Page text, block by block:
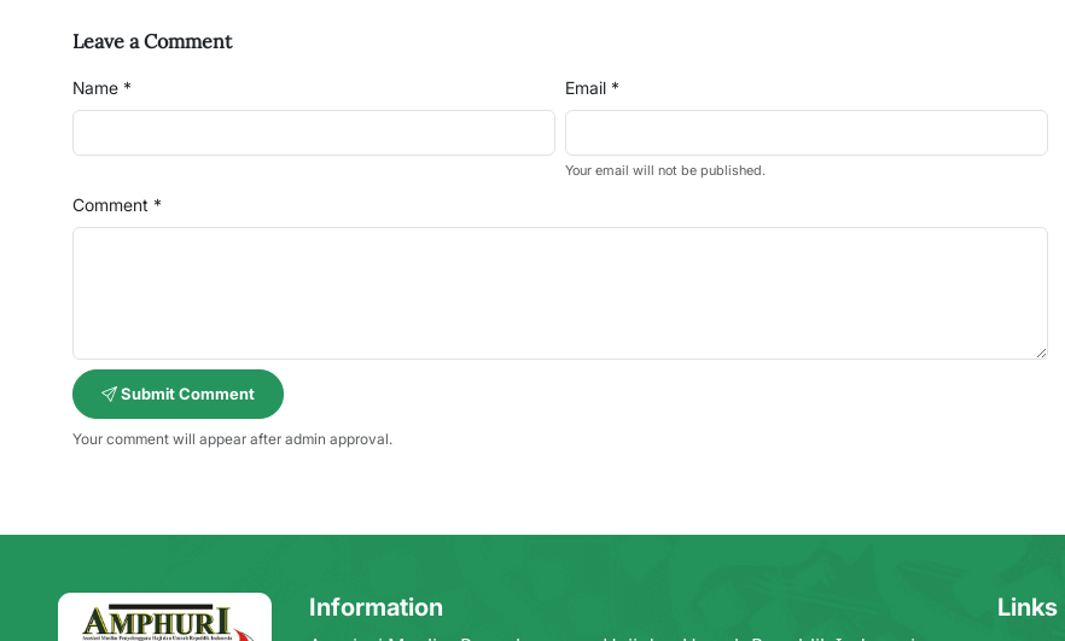
Leave a Comment
Name * Email *
Your email will not be published.
Comment *
Submit Comment
Your comment will appear after admin approval.
Information Links